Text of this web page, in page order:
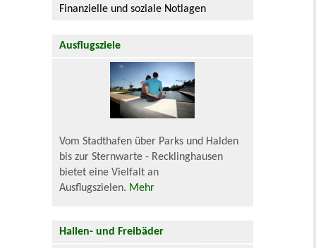
Finanzielle und soziale Notlagen
Ausflugsziele
Vom Stadthafen über Parks und Halden
bis zur Sternwarte - Recklinghausen
bietet eine Vielfalt an
Ausflugszielen. Mehr
Hallen- und Freibäder